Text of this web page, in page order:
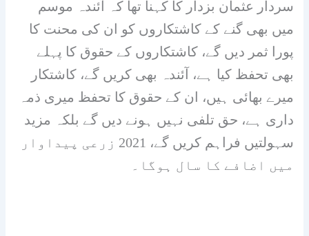
سردار عثمان بزدار کا کہنا تھا کہ آئندہ موسم
میں بھی گنے کے کاشتکاروں کو ان کی محنت کا
پورا ثمر دیں گے، کاشتکاروں کے حقوق کا پہلے
بھی تحفظ کیا ہے، آئندہ بھی کریں گے، کاشتکار
میرے بھائی ہیں، ان کے حقوق کا تحفظ میری ذمہ
داری ہے، حق تلفی نہیں ہونے دیں گے بلکہ مزید
سہولتیں فراہم کریں گے، 2021 زرعی پیداوار
میں اضافے کا سال ہوگا۔